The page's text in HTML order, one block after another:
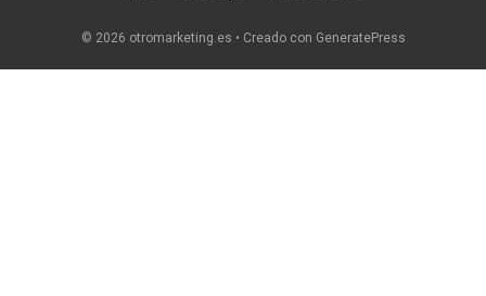
© 2026 otromarketing.es • Creado con GeneratePress